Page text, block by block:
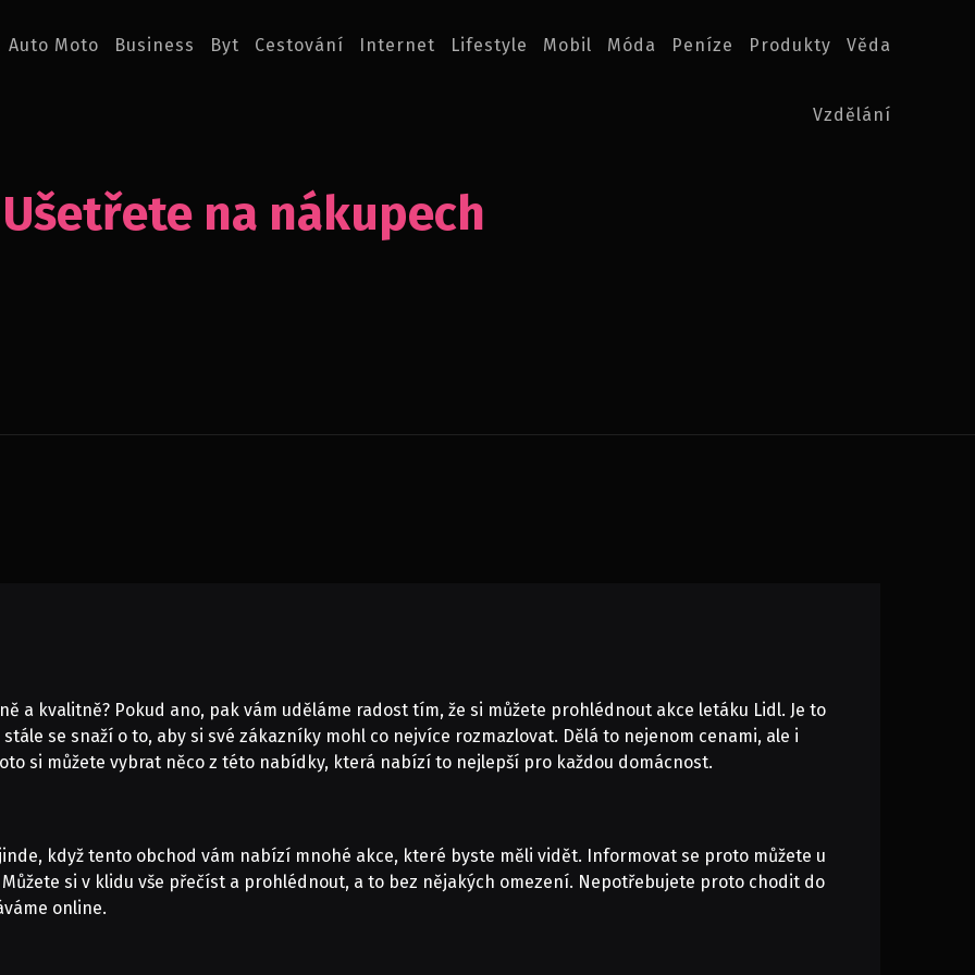
Auto Moto Business Byt Cestování Internet Lifestyle Mobil Móda Peníze Produkty Věda
Vzdělání
Ušetřete na nákupech
a kvalitně? Pokud ano, pak vám uděláme radost tím, že si můžete prohlédnout akce letáku Lidl. Je to
se snaží o to, aby si své zákazníky mohl co nejvíce rozmazlovat. Dělá to nejenom cenami, ale i
si můžete vybrat něco z této nabídky, která nabízí to nejlepší pro každou domácnost.
když tento obchod vám nabízí mnohé akce, které byste měli vidět. Informovat se proto můžete u
si v klidu vše přečíst a prohlédnout, a to bez nějakých omezení. Nepotřebujete proto chodit do
online.